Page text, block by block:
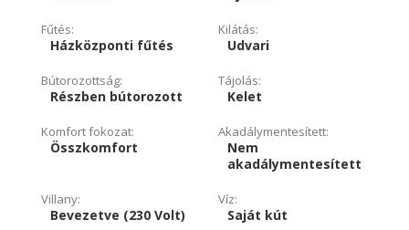
Fűtés:
Házközponti fűtés
Kilátás:
Udvari
Bútorozottság:
Részben bútorozott
Tájolás:
Kelet
Komfort fokozat:
Összkomfort
Akadálymentesített:
Nem
akadálymentesített
Villany:
Bevezetve (230 Volt)
Víz:
Saját kút